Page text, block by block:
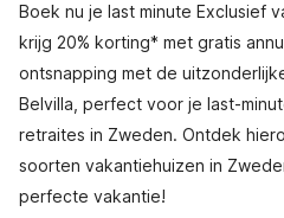
Boek nu je last minute Exclusief
krijg 20% korting* met gratis
ontsnapping met de
Belvilla, perfect voor je last-
retraites in Zweden. Ontdek
soorten vakantiehuizen in
perfecte vakantie!